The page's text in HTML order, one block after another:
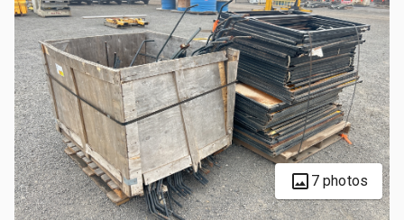
7 photos